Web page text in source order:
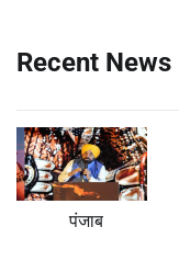
Recent News
पंजाब